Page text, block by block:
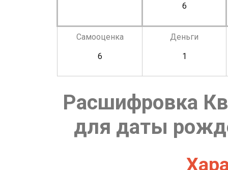
6
Самооценка
6
Деньги
1
Расшифровка
для даты